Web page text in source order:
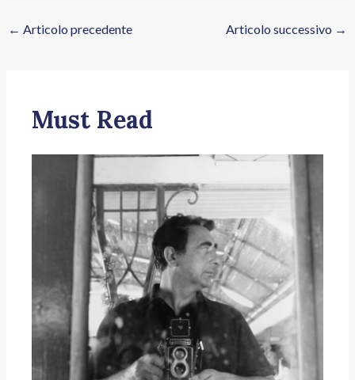
← Articolo precedente Articolo successivo →
Must Read